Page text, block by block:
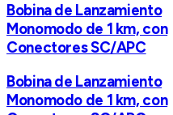
Bobina de Lanzamiento
Monomodo de 1 km, con
Conectores SC/APC
Bobina de Lanzamiento
Monomodo de 1 km, con